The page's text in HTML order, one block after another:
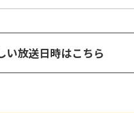
い放送日時はこちら